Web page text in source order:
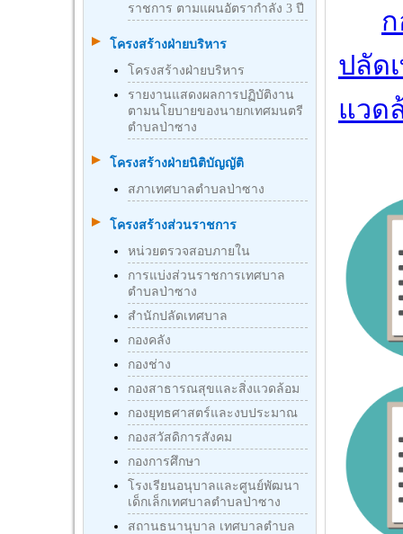
ราชการ ตามแผนอัตรากำลัง 3 ปี
โครงสร้างฝ่ายบริหาร
โครงสร้างฝ่ายบริหาร
รายงานแสดงผลการปฏิบัติงาน
ตามนโยบายของนายกเทศมนตรี
ตำบลป่าซาง
โครงสร้างฝ่ายนิติบัญญัติ
สภาเทศบาลตำบลป่าซาง
โครงสร้างส่วนราชการ
หน่วยตรวจสอบภายใน
การแบ่งส่วนราชการเทศบาล
ตำบลป่าซาง
สำนักปลัดเทศบาล
กองคลัง
กองช่าง
กองสาธารณสุขและสิ่งแวดล้อม
กองยุทธศาสตร์และงบประมาณ
กองสวัสดิการสังคม
กองการศึกษา
โรงเรียนอนุบาลและศูนย์พัฒนา
เด็กเล็กเทศบาลตำบลป่าซาง
สถานธนานุบาล เทศบาลตำบล
ปลัด
แวด